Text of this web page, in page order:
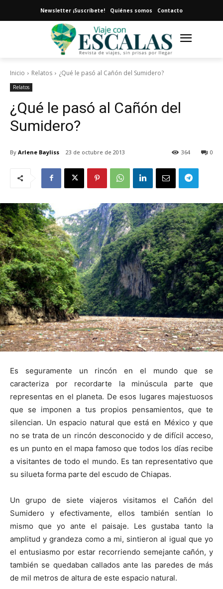
Newsletter ¡Suscríbete! Quiénes somos Contacto
Inicio Relatos ¿Qué le pasó al Cañón del Sumidero?
Relatos
¿Qué le pasó al Cañón del
Sumidero?
By Arlene Bayliss 23 de octubre de 2013 0
364
Es seguramente un rincón en el mundo que se
caracteriza por recordarte la minúscula parte que
representas en el planeta. De esos lugares majestuosos
que se imponen a tus propios pensamientos, que te
silencian. Un espacio natural que está en México y que
no se trata de un rincón desconocido y de difícil acceso,
es un punto en el mapa famoso que todos los días recibe
a visitantes de todo el mundo. Es tan representativo que
su silueta forma parte del escudo de Chiapas.
Un grupo de siete viajeros visitamos el Cañón del
Sumidero y efectivamente, ellos también sentían lo
mismo que yo ante el paisaje. Les gustaba tanto la
amplitud y grandeza como a mi, sintieron al igual que yo
el entusiasmo por estar recorriendo semejante cañón, y
también se quedaban callados ante las paredes de más
de mil metros de altura de este espacio natural.